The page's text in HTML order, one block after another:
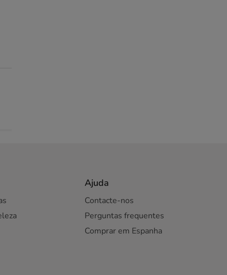
Ajuda
Contacte-nos
Perguntas frequentes
Comprar em Espanha